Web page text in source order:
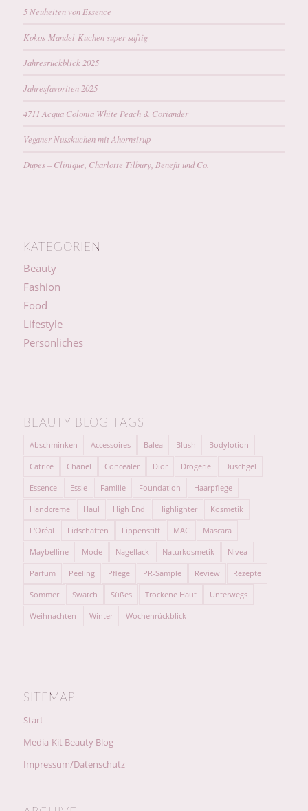
5 Neuheiten von Essence
Kokos-Mandel-Kuchen super saftig
Jahresrückblick 2025
Jahresfavoriten 2025
4711 Acqua Colonia White Peach & Coriander
Veganer Nusskuchen mit Ahornsirup
Dupes – Clinique, Charlotte Tilbury, Benefit und Co.
KATEGORIEN
Beauty
Fashion
Food
Lifestyle
Persönliches
BEAUTY BLOG TAGS
Abschminken Accessoires Balea Blush Bodylotion
Catrice Chanel Concealer Dior Drogerie Duschgel
Essence Essie Familie Foundation Haarpflege
Handcreme Haul High End Highlighter Kosmetik
L'Oréal Lidschatten Lippenstift MAC Mascara
Maybelline Mode Nagellack Naturkosmetik Nivea
Parfum Peeling Pflege PR-Sample Review Rezepte
Sommer Swatch Süßes Trockene Haut Unterwegs
Weihnachten Winter Wochenrückblick
SITEMAP
Start
Media-Kit Beauty Blog
Impressum/Datenschutz